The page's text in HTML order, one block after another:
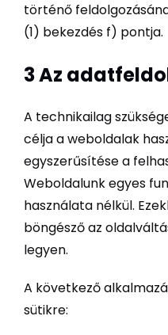
történő
(1) bekezdés f) pontja.
3 Az
A technikailag
célja a weboldalak
egyszerűsítése a
Weboldalunk egyes
használata nélkül.
böngésző az
legyen.
A következő
sütikre: